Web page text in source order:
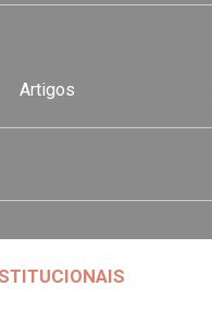
Artigos